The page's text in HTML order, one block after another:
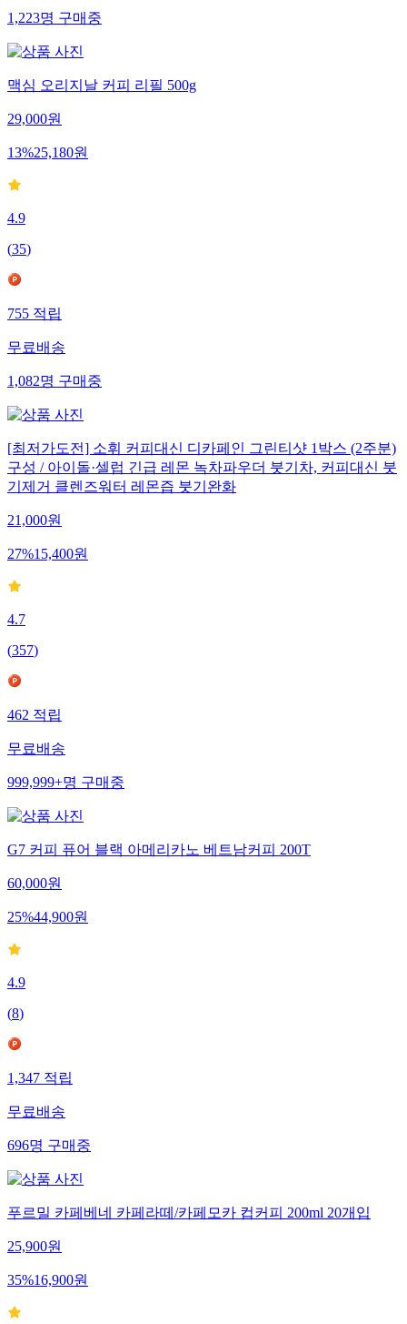
1,223명구매중
맥심 오리지날 커피 리필 500g
29,000원
13%25,180원
4.9
(35)
755적립
무료배송
1,082명구매중
[최저가도전] 소휘 커피대신 디카페인 그린티샷 1박스 (2주분)
구성 / 아이돌·셀럽 긴급 레몬 녹차파우더 붓기차, 커피대신 붓
기제거 클렌즈워터 레몬즙 붓기완화
21,000원
27%15,400원
4.7
(357)
462적립
무료배송
999,999+명구매중
G7 커피 퓨어 블랙 아메리카노 베트남커피 200T
60,000원
25%44,900원
4.9
(8)
1,347적립
무료배송
696명구매중
푸르밀 카페베네 카페라떼/카페모카 컵커피 200ml 20개입
25,900원
35%16,900원